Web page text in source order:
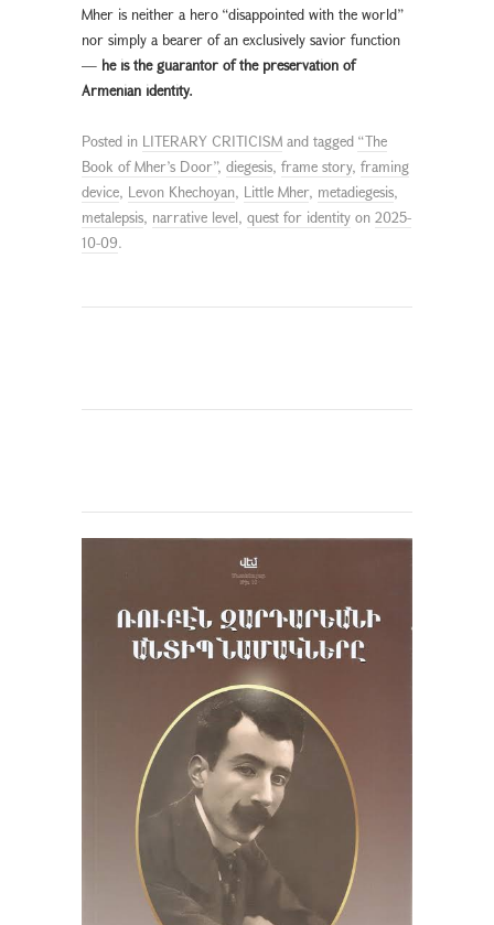
Mher is neither a hero “disappointed with the world”
nor simply a bearer of an exclusively savior function
— he is the guarantor of the preservation of
Armenian identity.
Posted in LITERARY CRITICISM and tagged “The
Book of Mher’s Door”, diegesis, frame story, framing
device, Levon Khechoyan, Little Mher, metadiegesis,
metalepsis, narrative level, quest for identity on 2025-
10-09.